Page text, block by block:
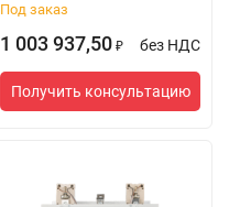
Под заказ
1 003 937,50 ₽ без НДС
Получить консультацию